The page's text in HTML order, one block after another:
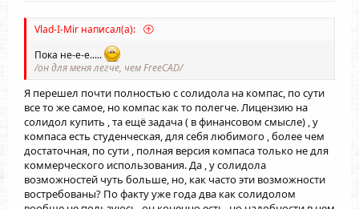
Vlad-I-Mir написал(а):
Пока не-е-е.....
/он для меня легче, чем FreeCAD/
Я перешел почти полностью с солидола на компас, по сути
все то же самое, но компас как то полегче. Лицензию на
солидол купить , та ещё задача ( в финансовом смысле) , у
компаса есть студенческая, для себя любимого , более чем
достаточная, по сути , полная версия компаса только не для
коммерческого использования. Да , у солидола
возможностей чуть больше, но, как часто эти возможности
востребованы? По факту уже года два как солидолом